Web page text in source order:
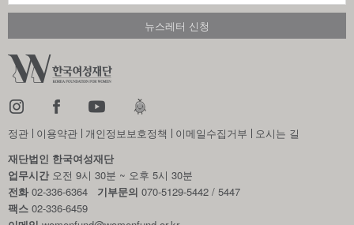
정관 이용약관 개인정보보호정책 이메일수집거부
오시는 길
재단법인 한국여성재단
업무시간오전 9시 30분 ~ 오후 5시 30분
전화 02-336-6364 기부문의 070-5129-5442 / 5447
팩스 02-336-6459